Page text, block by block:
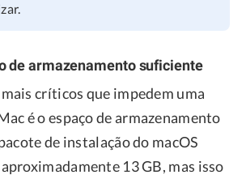
de armazenamento suficiente
críticos que impedem uma
é o espaço de armazenamento
de instalação do macOS
13 GB, mas isso